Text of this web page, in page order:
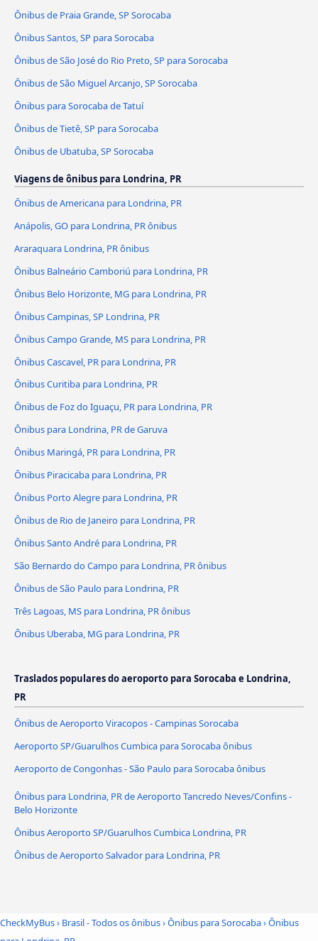
Ônibus de Praia Grande, SP Sorocaba
Ônibus Santos, SP para Sorocaba
Ônibus de São José do Rio Preto, SP para Sorocaba
Ônibus de São Miguel Arcanjo, SP Sorocaba
Ônibus para Sorocaba de Tatuí
Ônibus de Tietê, SP para Sorocaba
Ônibus de Ubatuba, SP Sorocaba
Viagens de ônibus para Londrina, PR
Ônibus de Americana para Londrina, PR
Anápolis, GO para Londrina, PR ônibus
Araraquara Londrina, PR ônibus
Ônibus Balneário Camboriú para Londrina, PR
Ônibus Belo Horizonte, MG para Londrina, PR
Ônibus Campinas, SP Londrina, PR
Ônibus Campo Grande, MS para Londrina, PR
Ônibus Cascavel, PR para Londrina, PR
Ônibus Curitiba para Londrina, PR
Ônibus de Foz do Iguaçu, PR para Londrina, PR
Ônibus para Londrina, PR de Garuva
Ônibus Maringá, PR para Londrina, PR
Ônibus Piracicaba para Londrina, PR
Ônibus Porto Alegre para Londrina, PR
Ônibus de Rio de Janeiro para Londrina, PR
Ônibus Santo André para Londrina, PR
São Bernardo do Campo para Londrina, PR ônibus
Ônibus de São Paulo para Londrina, PR
Três Lagoas, MS para Londrina, PR ônibus
Ônibus Uberaba, MG para Londrina, PR
Traslados populares do aeroporto para Sorocaba e Londrina,
PR
Ônibus de Aeroporto Viracopos - Campinas Sorocaba
Aeroporto SP/Guarulhos Cumbica para Sorocaba ônibus
Aeroporto de Congonhas - São Paulo para Sorocaba ônibus
Ônibus para Londrina, PR de Aeroporto Tancredo Neves/Confins -
Belo Horizonte
Ônibus Aeroporto SP/Guarulhos Cumbica Londrina, PR
Ônibus de Aeroporto Salvador para Londrina, PR
CheckMyBus› Brasil - Todos os ônibus›Ônibus para Sorocaba›Ônibus